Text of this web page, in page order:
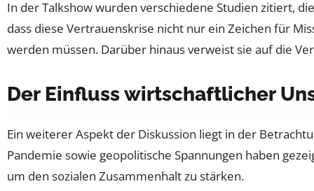
In der Talkshow wurden verschiedene Studien zitiert,
dass diese Vertrauenskrise nicht nur ein Zeichen für
werden müssen. Darüber hinaus verweist sie auf die
Der Einfluss wirtschaftlicher
Ein weiterer Aspekt der Diskussion liegt in der
Pandemie sowie geopolitische Spannungen haben
um den sozialen Zusammenhalt zu stärken.